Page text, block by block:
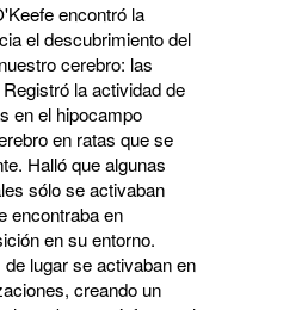
encontró la
el descubrimiento del
cerebro: las
la actividad de
en el hipocampo
en ratas que se
Halló que algunas
sólo se activaban
encontraba en
en su entorno.
lugar se activaban en
creando un